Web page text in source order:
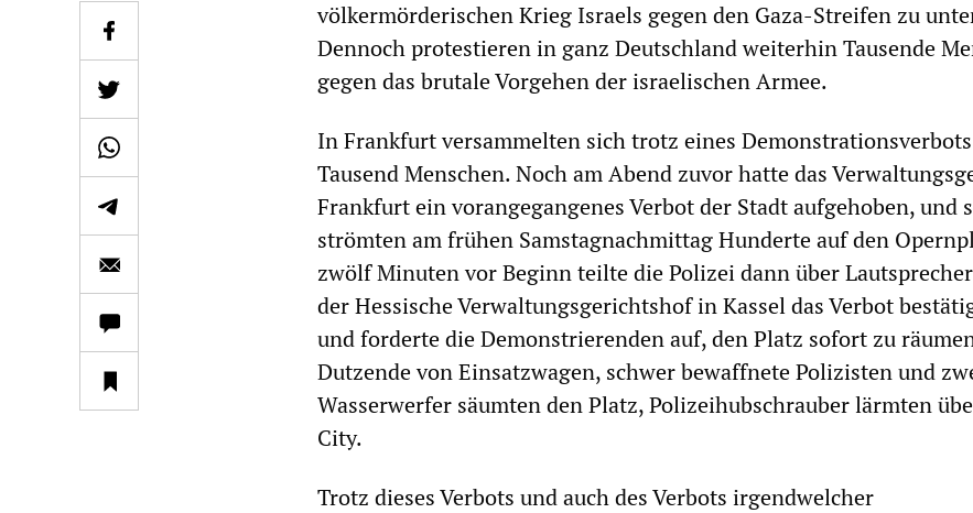
völkermörderischen Krieg Israels gegen den Gaza-Streifen zu
Dennoch protestieren in ganz Deutschland weiterhin Tausende
gegen das brutale Vorgehen der israelischen Armee.
In Frankfurt versammelten sich trotz eines
Tausend Menschen. Noch am Abend zuvor hatte das
Frankfurt ein vorangegangenes Verbot der Stadt aufgehoben, und
strömten am frühen Samstagnachmittag Hunderte auf den
zwölf Minuten vor Beginn teilte die Polizei dann über
der Hessische Verwaltungsgerichtshof in Kassel das Verbot
und forderte die Demonstrierenden auf, den Platz sofort zu
Dutzende von Einsatzwagen, schwer bewaffnete Polizisten und
Wasserwerfer säumten den Platz, Polizeihubschrauber lärmten
City.
Trotz dieses Verbots und auch des Verbots irgendwelcher